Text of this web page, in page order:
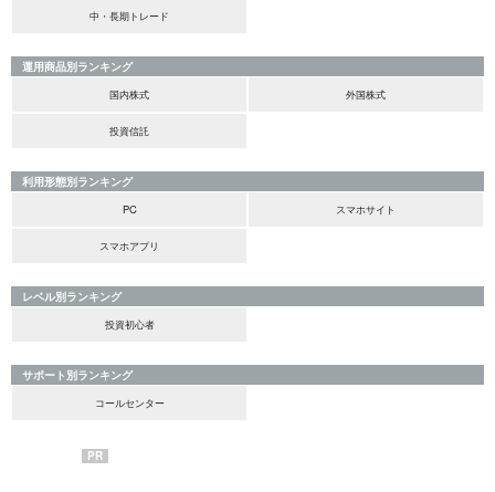
中・長期トレード
運用商品別ランキング
国内株式
外国株式
投資信託
利用形態別ランキング
PC
スマホサイト
スマホアプリ
レベル別ランキング
投資初心者
サポート別ランキング
コールセンター
PR